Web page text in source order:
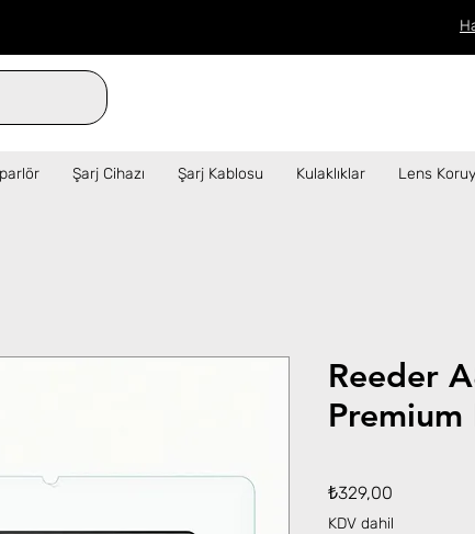
siparişler aynı gün kargo!  ✦
Şarj Cihazı Şarj Kablosu Kulaklıklar Lens
Reeder
₺329,00
KDV dahil